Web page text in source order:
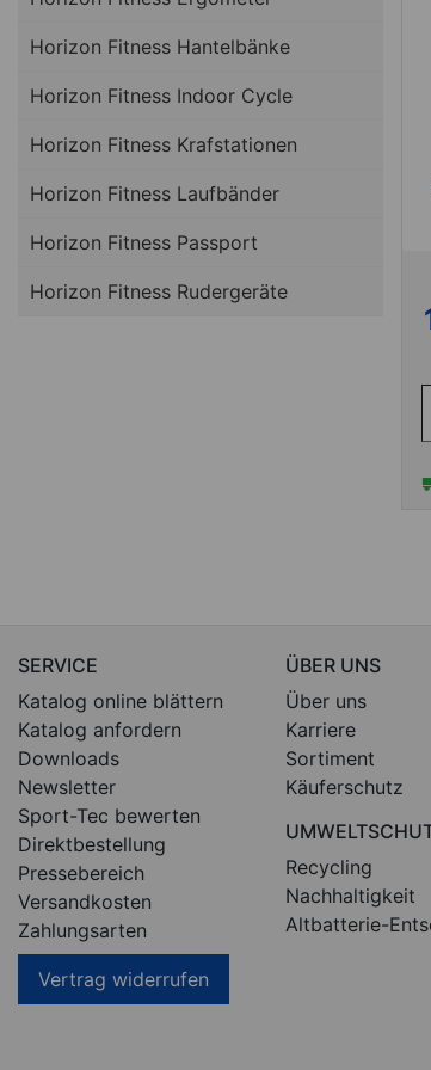
Horizon Fitness Hantelbänke
Horizon Fitness Indoor Cycle
Horizon Fitness Krafstationen
Horizon Fitness Laufbänder
Horizon Fitness Passport
Horizon Fitness Rudergeräte
SERVICE
Katalog online blättern
Katalog anfordern
Downloads
Newsletter
Sport-Tec bewerten
Direktbestellung
Pressebereich
Versandkosten
Zahlungsarten
Vertrag widerrufen
ÜBER UNS
Über uns
Karriere
Sortiment
Käuferschutz
Recycling
Nachhaltigkeit
Altbatterie-